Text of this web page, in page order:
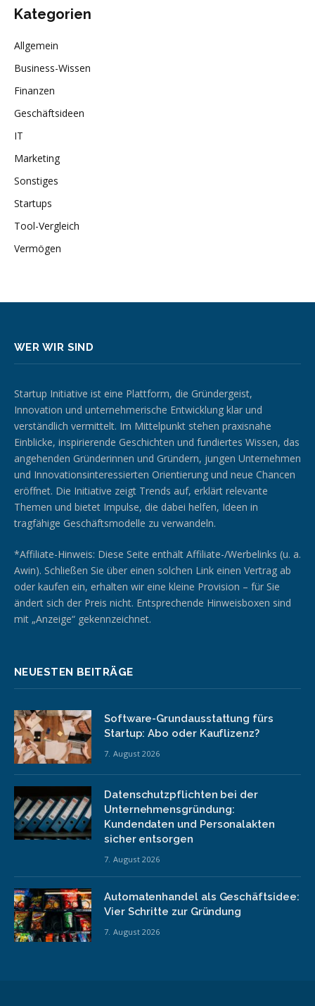
Kategorien
Allgemein
Business-Wissen
Finanzen
Geschäftsideen
IT
Marketing
Sonstiges
Startups
Tool-Vergleich
Vermögen
WER WIR SIND
Startup Initiative ist eine Plattform, die Gründergeist,
Innovation und unternehmerische Entwicklung klar und
verständlich vermittelt. Im Mittelpunkt stehen praxisnahe
Einblicke, inspirierende Geschichten und fundiertes Wissen, das
angehenden Gründerinnen und Gründern, jungen Unternehmen
und Innovationsinteressierten Orientierung und neue Chancen
eröffnet. Die Initiative zeigt Trends auf, erklärt relevante
Themen und bietet Impulse, die dabei helfen, Ideen in
tragfähige Geschäftsmodelle zu verwandeln.
*Affiliate-Hinweis: Diese Seite enthält Affiliate-/Werbelinks (u. a.
Awin). Schließen Sie über einen solchen Link einen Vertrag ab
oder kaufen ein, erhalten wir eine kleine Provision – für Sie
ändert sich der Preis nicht. Entsprechende Hinweisboxen sind
mit „Anzeige“ gekennzeichnet.
NEUESTEN BEITRÄGE
Software-Grundausstattung fürs
Startup: Abo oder Kauflizenz?
7. August 2026
Datenschutzpflichten bei der
Unternehmensgründung:
Kundendaten und Personalakten
sicher entsorgen
7. August 2026
Automatenhandel als Geschäftsidee:
Vier Schritte zur Gründung
7. August 2026